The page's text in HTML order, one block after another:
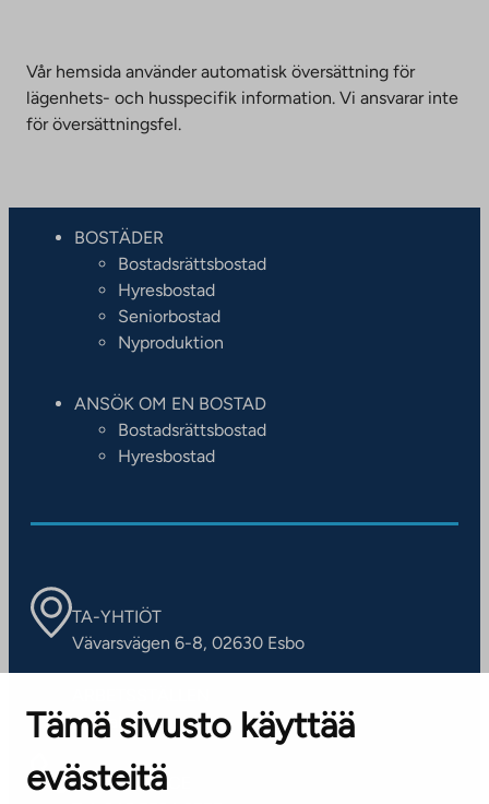
Tämä sivusto käyttää
evästeitä
Vår hemsida använder automatisk översättning för
lägenhets- och husspecifik information. Vi ansvarar inte
för översättningsfel.
BOSTÄDER
Bostadsrättsbostad
Hyresbostad
Seniorbostad
Nyproduktion
ANSÖK OM EN BOSTAD
Bostadsrättsbostad
Hyresbostad
TA-YHTIÖT
Vävarsvägen 6-8, 02630 Esbo
Kontaktinformation
KUNDSERVICE